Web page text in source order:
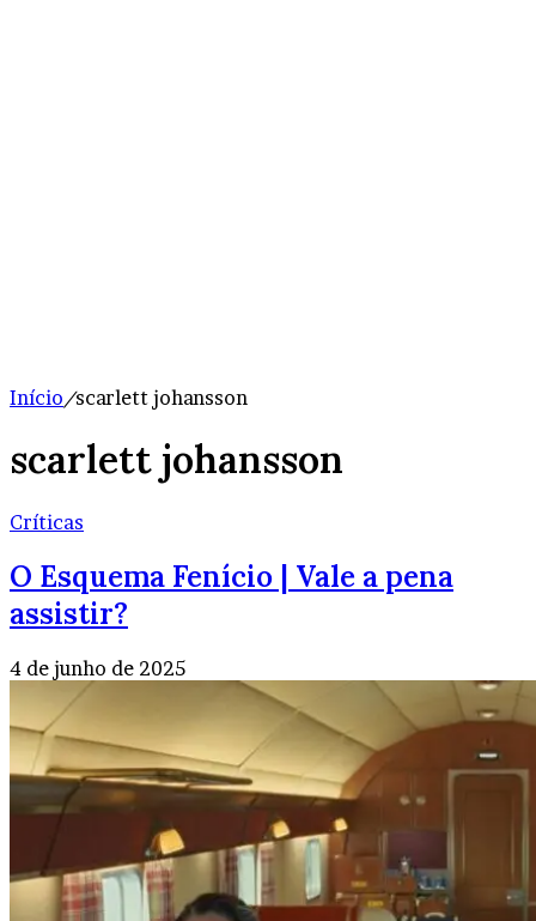
Início/scarlett johansson
scarlett johansson
Críticas
O Esquema Fenício | Vale a pena
assistir?
4 de junho de 2025